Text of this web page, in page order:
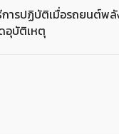
การปฏิบัติเมื่อรถยนต์พ
อุบัติเหตุ